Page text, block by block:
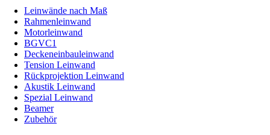
Leinwände nach Maß
Rahmenleinwand
Motorleinwand
BGVC1
Deckeneinbauleinwand
Tension Leinwand
Rückprojektion Leinwand
Akustik Leinwand
Spezial Leinwand
Beamer
Zubehör